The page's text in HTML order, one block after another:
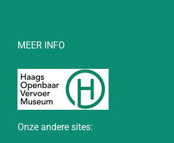
MEER INFO
Onze andere sites: